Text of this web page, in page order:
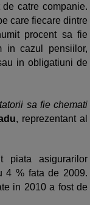
catre companie.
care fiecare dintre
procent sa fie
in cazul pensiilor,
in obligatiuni de
sa fie chemati
, reprezentant al
asigurarilor
4 % fata de 2009.
in 2010 a fost de